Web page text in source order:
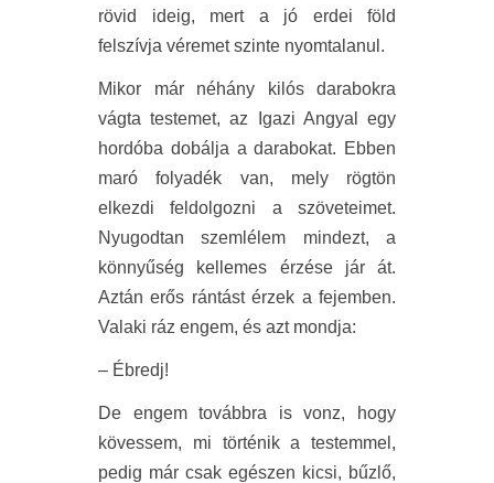
rövid ideig, mert a jó erdei föld
felszívja véremet szinte nyomtalanul.
Mikor már néhány kilós darabokra
vágta testemet, az Igazi Angyal egy
hordóba dobálja a darabokat. Ebben
maró folyadék van, mely rögtön
elkezdi feldolgozni a szöveteimet.
Nyugodtan szemlélem mindezt, a
könnyűség kellemes érzése jár át.
Aztán erős rántást érzek a fejemben.
Valaki ráz engem, és azt mondja:
– Ébredj!
De engem továbbra is vonz, hogy
kövessem, mi történik a testemmel,
pedig már csak egészen kicsi, bűzlő,